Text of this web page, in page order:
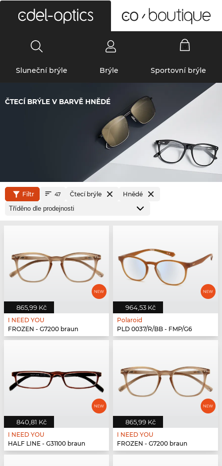
Sluneční brýle Brýle Sportovní brýle
ČTECÍ BRÝLE V BARVĚ HNĚDÉ
Filtr 47 Čtecí brýle Hnědé
865,99 Kč
I NEED YOU
FROZEN - G7200 braun
964,53 Kč
Polaroid
PLD 0037/R/BB - FMP/G6
840,81 Kč
I NEED YOU
HALF LINE - G31100 braun
865,99 Kč
I NEED YOU
FROZEN - G7200 braun